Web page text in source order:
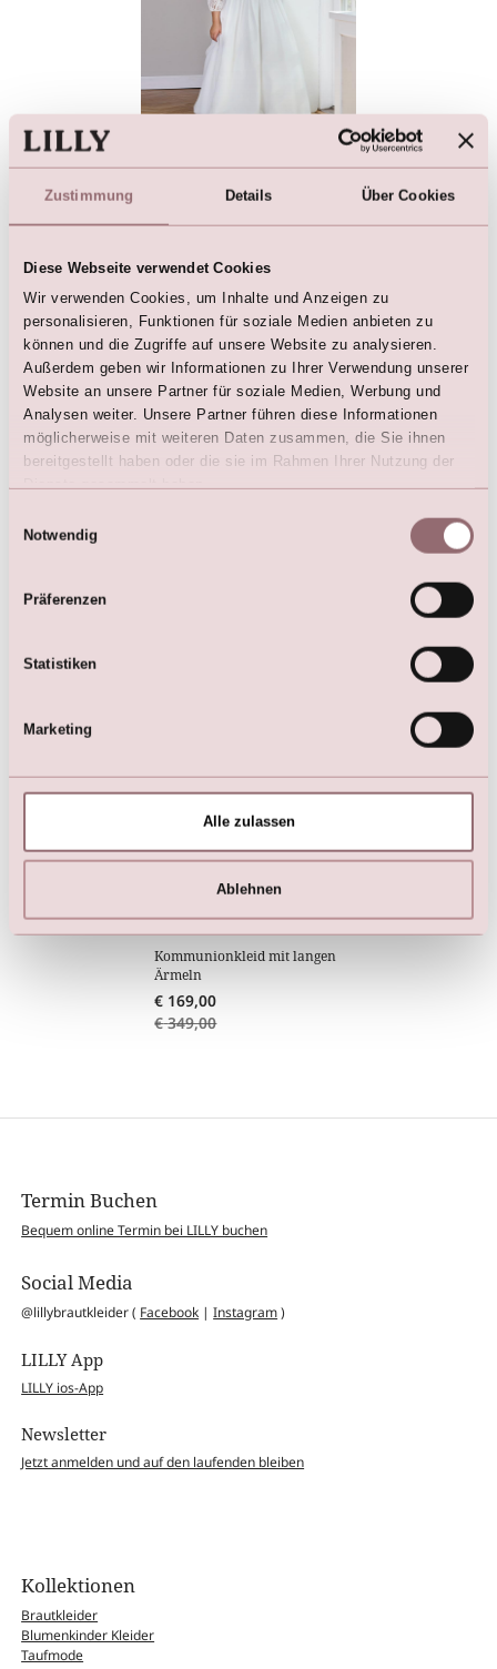
Zustimmung Details Über Cookies
Diese Webseite verwendet Cookies
Wir verwenden Cookies, um Inhalte und Anzeigen zu
personalisieren, Funktionen für soziale Medien anbieten zu
können und die Zugriffe auf unsere Website zu analysieren.
Außerdem geben wir Informationen zu Ihrer Verwendung unserer
Website an unsere Partner für soziale Medien, Werbung und
Analysen weiter. Unsere Partner führen diese Informationen
möglicherweise mit weiteren Daten zusammen, die Sie ihnen
bereitgestellt haben oder die sie im Rahmen Ihrer Nutzung der
Notwendig
Präferenzen
Statistiken
Marketing
Alle zulassen
Ablehnen
€ 329,00
Hier sind die Favoriten
LILLY Kommunionkleid mit
€ 249,00
LILLY Kommunion Kleid
Kommunionkleid mit langen
Ärmeln
€ 169,00
€ 349,00
Termin Buchen
Bequem online Termin bei LILLY buchen
Social Media
@lillybrautkleider ( Facebook |Instagram)
LILLY App
LILLY ios-App
Newsletter
Jetzt anmelden und auf den laufenden bleiben
Kollektionen
Brautkleider
Blumenkinder Kleider
Taufmode